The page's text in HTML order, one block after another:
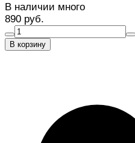
В наличии много
890 руб.
В корзину